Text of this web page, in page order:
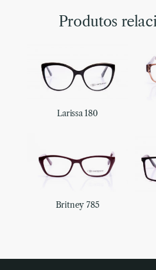
Produtos
Larissa 180
Britney 785